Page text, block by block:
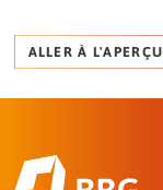
ALLER À